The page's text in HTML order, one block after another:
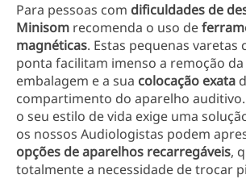
Para pessoas com dificuldades de
Minisom recomenda o uso de
magnéticas. Estas pequenas varetas
ponta facilitam imenso a remoção
embalagem e a sua colocação exata
compartimento do aparelho auditivo.
o seu estilo de vida exige uma
os nossos Audiologistas podem
opções de aparelhos recarregáveis,
totalmente a necessidade de trocar